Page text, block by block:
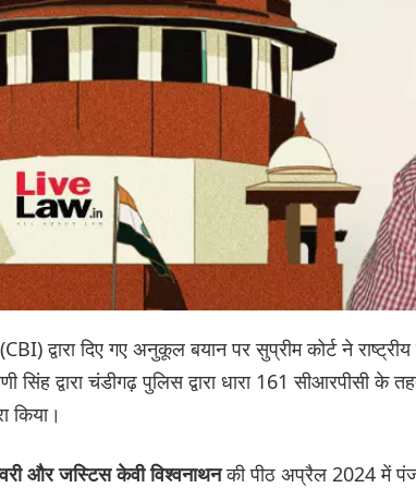
द्वारा दिए गए अनुकूल बयान पर सुप्रीम कोर्ट ने
सिंह द्वारा चंडीगढ़ पुलिस द्वारा धारा 161 सीआरपीसी के
किया।
और जस्टिस केवी विश्वनाथनकी पीठ अप्रैल 2024 में